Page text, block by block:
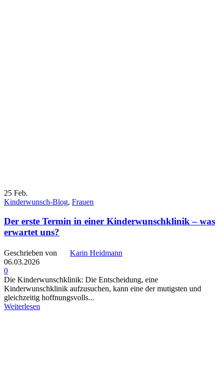
25 Feb.
Kinderwunsch-Blog, Frauen
Der erste Termin in einer Kinderwunschklinik – was
erwartet uns?
Geschrieben von
Karin Heidmann
06.03.2026
0
Die Kinderwunschklinik: Die Entscheidung, eine
Kinderwunschklinik aufzusuchen, kann eine der mutigsten und
gleichzeitig hoffnungsvolls...
Weiterlesen